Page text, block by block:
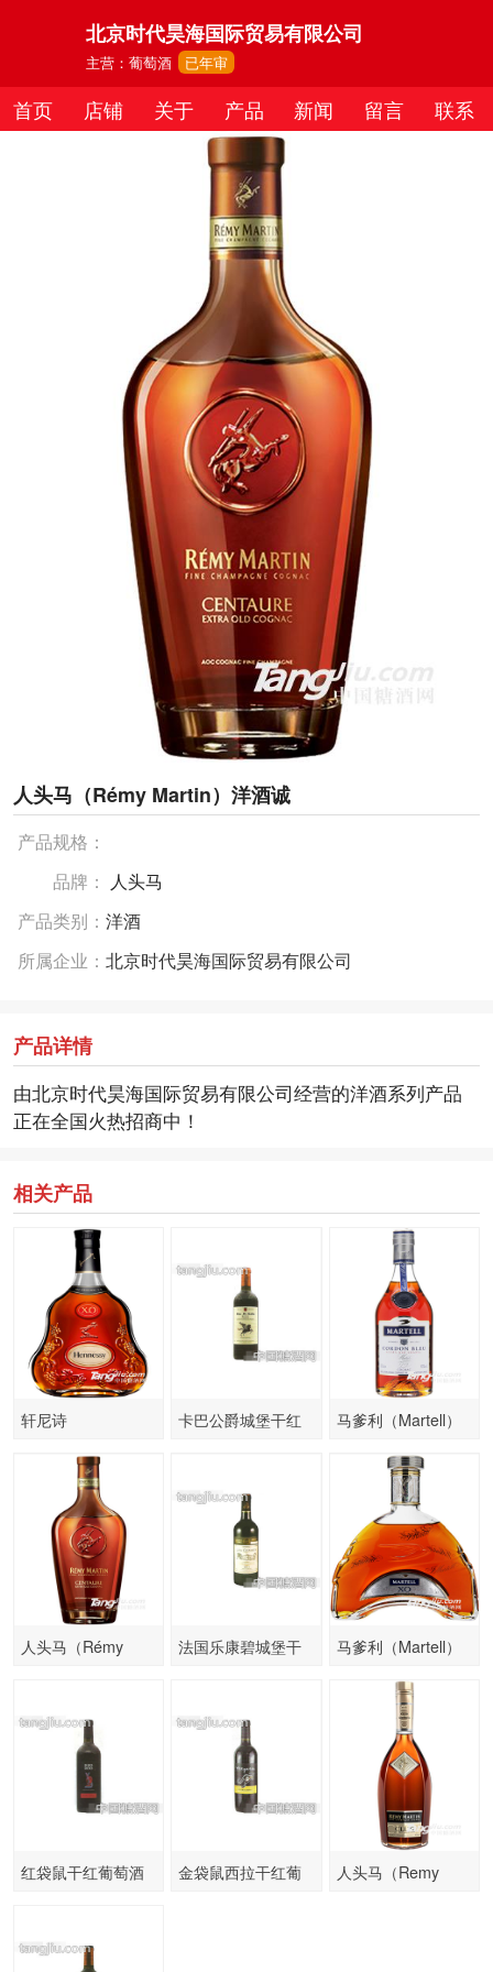
北京时代昊海国际贸易有限公司
主营：葡萄酒 已年审
首页 店铺 关于 产品 新闻 留言 联系
人头马（Rémy Martin）洋酒诚
产品规格：
品牌：
人头马
产品类别： 洋酒
所属企业： 北京时代昊海国际贸易有限公司
产品详情
由北京时代昊海国际贸易有限公司经营的洋酒系列产品
正在全国火热招商中！
相关产品
轩尼诗
卡巴公爵城堡干红
马爹利（Martell）
人头马（Rémy
法国乐康碧城堡干
马爹利（Martell）
红袋鼠干红葡萄酒
金袋鼠西拉干红葡
人头马（Remy